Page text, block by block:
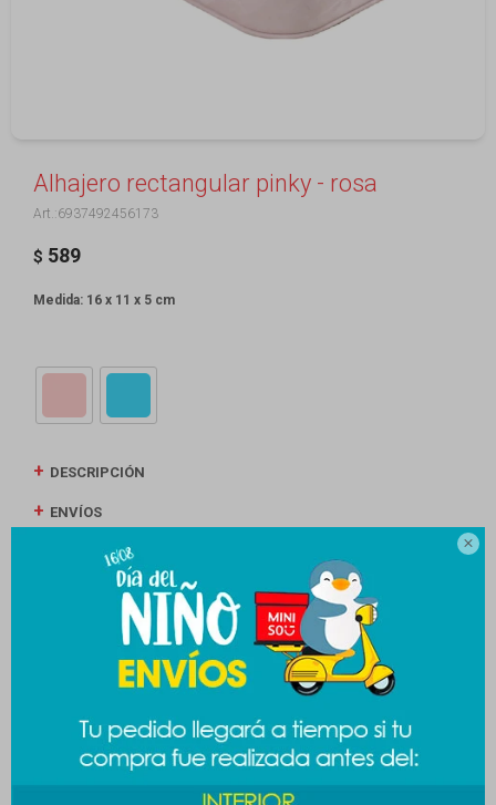

Alhajero rectangular pinky - rosa
6937492456173
$ 589
Medida: 16 x 11 x 5 cm
DESCRIPCIÓN
ENVÍOS
CAMBIOS Y DEVOLUCIONES
MEDIOS DE PAGO
Productos que te pueden interesar